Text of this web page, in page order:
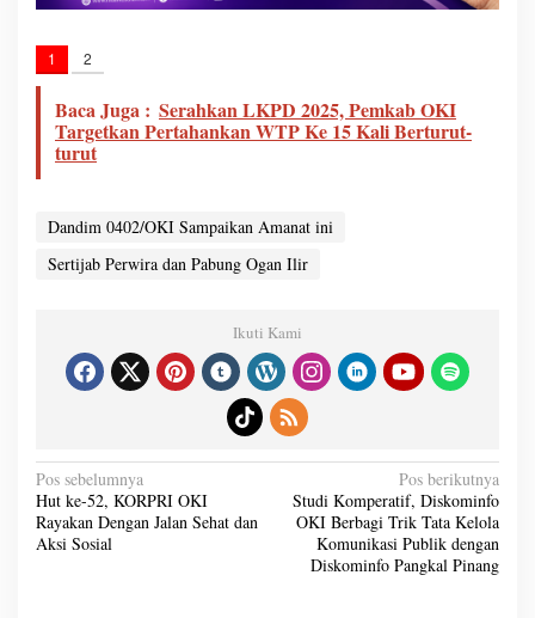
1 2
Baca Juga : Serahkan LKPD 2025, Pemkab OKI
Targetkan Pertahankan WTP Ke 15 Kali Berturut-
turut
Dandim 0402/OKI Sampaikan Amanat ini
Sertijab Perwira dan Pabung Ogan Ilir
Ikuti Kami
N
a
v
i
g
a
Pos sebelumnya
Hut ke-52, KORPRI OKI
Rayakan Dengan Jalan Sehat dan
Aksi Sosial
Pos berikutnya
Studi Komperatif, Diskominfo
OKI Berbagi Trik Tata Kelola
Komunikasi Publik dengan
Diskominfo Pangkal Pinang